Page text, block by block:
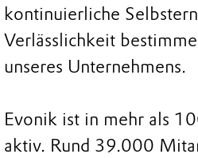
kontinuierliche
Verlässlichkeit
unseres Unternehmens.
Evonik ist in mehr als
aktiv. Rund 39.000